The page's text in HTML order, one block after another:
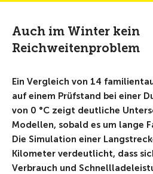
Auch im Winter kein
Reichweitenproblem
Ein Vergleich von 14
auf einem Prüfstand bei einer
von 0 °C zeigt deutliche
Modellen, sobald es um lange
Die Simulation einer
Kilometer verdeutlicht, dass
Verbrauch und